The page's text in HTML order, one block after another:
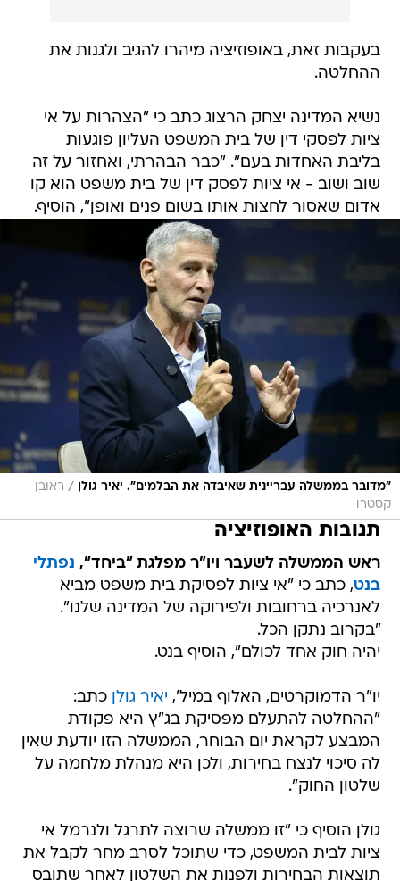
בעקבות זאת, באופוזיציה מיהרו להגיב ולגנות את
ההחלטה.
נשיא המדינה יצחק הרצוג כתב כי "הצהרות על אי
ציות לפסקי דין של בית המשפט העליון פוגעות
בליבת האחדות בעם". "כבר הבהרתי, ואחזור על זה
שוב ושוב - אי ציות לפסק דין של בית משפט הוא קו
אדום שאסור לחצות אותו בשום פנים ואופן", הוסיף.
"‏מדובר בממשלה עבריינית שאיבדה את הבלמים". יאיר גולן / ראובן
קסטרו
תגובות האופוזיציה
ראש הממשלה לשעבר ויו"ר מפלגת "ביחד", נפתלי
בנט, כתב כי "אי ציות לפסיקת בית משפט מביא
לאנרכיה ברחובות ולפירוקה של המדינה שלנו".
"בקרוב נתקן הכל.
יהיה חוק אחד לכולם", הוסיף בנט.
יו"ר הדמוקרטים, האלוף במיל', יאיר גולן כתב:
"‏ההחלטה להתעלם מפסיקת בג"ץ היא פקודת
המבצע לקראת יום הבוחר, הממשלה הזו יודעת שאין
לה סיכוי לנצח בחירות, ולכן היא מנהלת מלחמה על
שלטון החוק".
גולן הוסיף כי "‏זו ממשלה שרוצה לתרגל ולנרמל אי
ציות לבית המשפט, כדי שתוכל לסרב מחר לקבל את
תוצאות הבחירות ולפנות את השלטון לאחר שתובס